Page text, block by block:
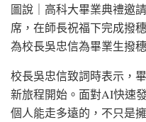
圖說｜高科大畢業典禮邀
席，在師長祝福下完成撥
為校長吳忠信為畢業生撥
校長吳忠信致詞時表示，
新旅程開始。面對AI快速
個人能走多遠的，不只是